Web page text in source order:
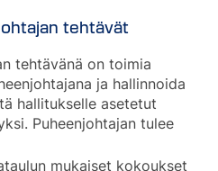
tehtävät
tehtävänä on toimia
ja hallinnoida
hallitukselle asetetut
Puheenjohtajan tulee
mukaiset kokoukset